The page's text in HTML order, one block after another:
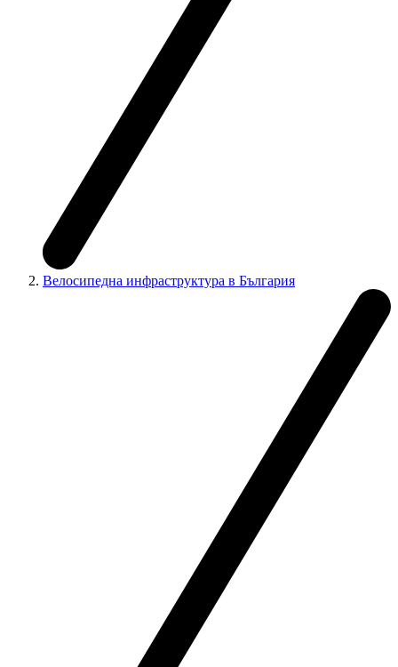
Велосипедна инфраструктура в България